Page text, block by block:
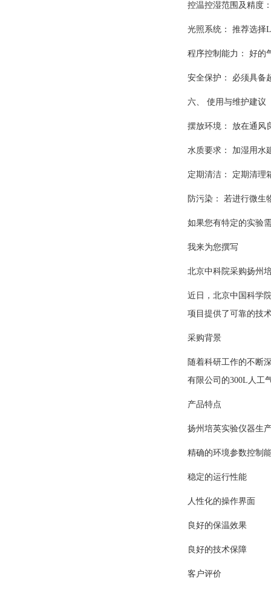
控温控湿范围及精度
光照系统： 推荐选择
程序控制能力： 好的
安全保护： 必须具备
六、 使用与维护建议
摆放环境： 放在通风
水质要求： 加湿用水
定期清洁： 定期清理
防污染： 若进行微生
如果您有特定的实验
我来为您撰写
北京中科院采购扬州
近日，北京中国科学
项目提供了可靠的技
采购背景
随着科研工作的不断
有限公司的300L人工
产品特点
扬州培英实验仪器生
精确的环境参数控制
稳定的运行性能
人性化的操作界面
良好的保温效果
良好的技术保障
客户评价